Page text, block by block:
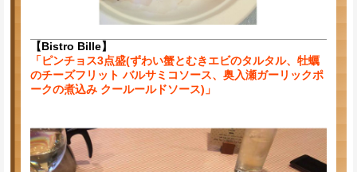
【Bistro Bille】
「ピンチョス3点盛(ずわい蟹とむきエビのタルタル、牡蠣
のチーズフリット バルサミコソース、奥入瀬ガーリックポ
ークの煮込み クールールドソース)」